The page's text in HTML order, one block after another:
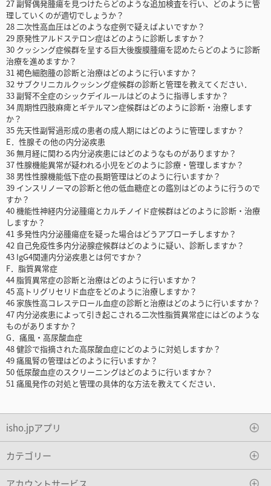
27 副腎偶発腫瘍を見つけたらどのような追加検査を行い、どのように管
理していくのが適切でしょうか？
28 二次性高血圧はどのような症例で疑えばよいですか？
29 原発性アルドステロン症はどのように診断しますか？
30 クッシング症候群を呈する巨大後腹膜腫瘍を認めたらどのように診断
治療を進めますか？
31 褐色細胞腫の診断と治療はどのように行いますか？
32 サブクリニカルクッシング症候群の診断と管理を教えてください．
33 副腎不全症のシックデイルールはどのように指導しますか？
34 周期性四肢麻痺とギテルマン症候群はどのように診断・治療します
か？
35 先天性副腎過形成の患者の成人期にはどのように管理しますか？
E．性腺その他の内分泌疾患
36 無月経に関わる内分泌疾患にはどのようなものがありますか？
37 性腺機能異常が疑われる小児をどのように診療・管理しますか？
38 男性性腺機能低下症の長期管理はどのように行いますか？
39 インスリノーマの診断と他の低血糖症との鑑別はどのように行うので
すか？
40 機能性神経内分泌腫瘍とカルチノイド症候群はどのように診断・治療
しますか？
41 多発性内分泌腫瘍症を疑った場合はどうアプローチしますか？
42 自己免疫性多内分泌腺症候群はどのように疑い、診断しますか？
43 IgG4関連内分泌疾患とは何ですか？
F．脂質異常症
44 脂質異常症の診断と治療はどのように行いますか？
45 高トリグリセリド血症をどのように治療しますか？
46 家族性高コレステロール血症の診断と治療はどのように行いますか？
47 内分泌疾患によって引き起こされる二次性脂質異常症にはどのような
ものがありますか？
G．痛風・高尿酸血症
48 健診で指摘された高尿酸血症にどのように対処しますか？
49 痛風腎の管理はどのように行いますか？
50 低尿酸血症のスクリーニングはどのように行いますか？
51 痛風発作の対処と管理の具体的な方法を教えてください．
isho.jpアプリ
カテゴリー
アカウントサービス